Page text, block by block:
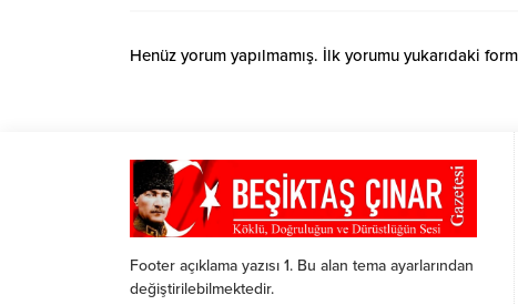
Henüz yorum yapılmamış. İlk yorumu yukarıdaki
Footer açıklama yazısı 1. Bu alan tema ayarlarından
değiştirilebilmektedir.